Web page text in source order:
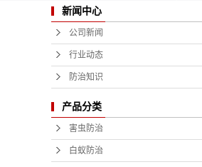
新闻中心
公司新闻
行业动态
防治知识
产品分类
害虫防治
白蚁防治